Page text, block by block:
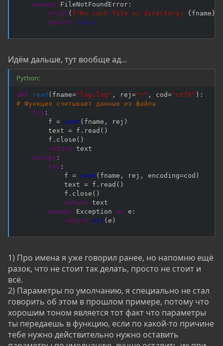
except FileNotFoundError :
print ( f'No such file or directory: { fname }
return
False
Идём дальше, тут вообще ад...
Python:
def read ( fname="log.log" , rej ="r" , cod="utf8" ) :
# Функция считывает данные из файла
try :
        f
= open ( fname , rej )
        text
= f . read ( )
        f
. close ( )
return text
except :
try :
            f
= open ( fname , rej , encoding=cod )
            text
= f . read ( )
            f
. close ( )
return text
except Exception as e :
return
str( e )
1) Про имена я уже говорил ранее, но напомню ещё
разок, что не стоит так делать, просто не стоит и
всё.
2) Параметры по умолчанию, я специально не стал
говорить об этом в прошлом примере, потому что
хорошим тоном является тот факт что параметры
ты передаешь в функцию, если по какой-то причине
тебе нужно действительно нужно оставить